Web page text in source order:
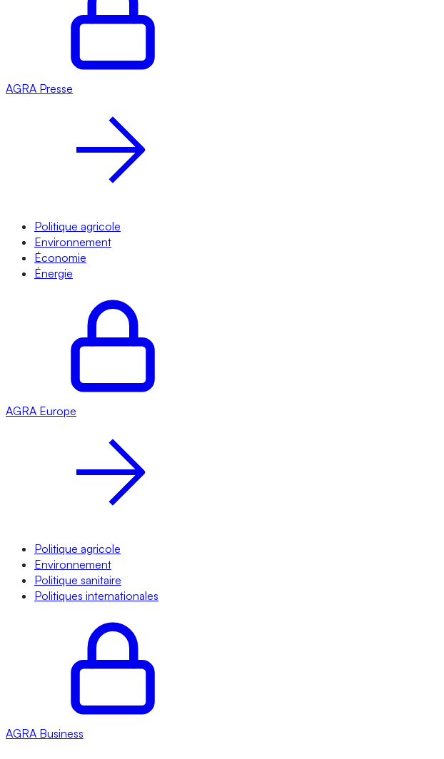
AGRA Presse
Politique agricole
Environnement
Économie
Énergie
AGRA Europe
Politique agricole
Environnement
Politique sanitaire
Politiques internationales
AGRA Business